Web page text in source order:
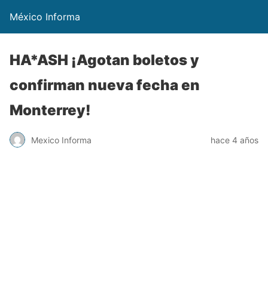
México Informa
HA*ASH ¡Agotan boletos y
confirman nueva fecha en
Monterrey!
Mexico Informa hace 4 años